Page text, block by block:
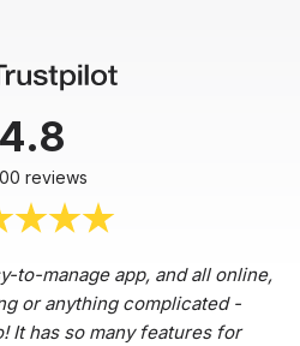
4.8
reviews
to-manage app, and all online,
or anything complicated -
It has so many features for